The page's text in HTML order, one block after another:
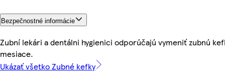
Bezpečnostné informácie
Zubní lekári a dentálni hygienici odporúčajú vymeniť zubnú
mesiace.
Ukázať všetko Zubné kefky